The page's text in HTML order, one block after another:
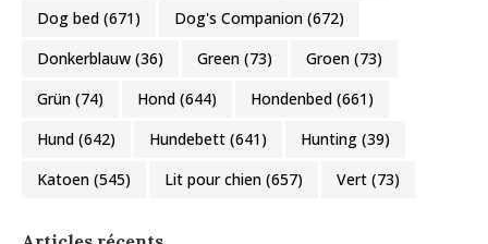
Dog bed (671) Dog's Companion (672)
Donkerblauw (36) Green (73) Groen (73)
Grün (74) Hond (644) Hondenbed (661)
Hund (642) Hundebett (641) Hunting (39)
Katoen (545) Lit pour chien (657) Vert (73)